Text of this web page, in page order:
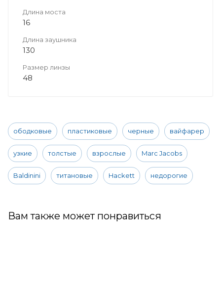
Длина моста
16
Длина заушника
130
Размер линзы
48
ободковые пластиковые черные вайфарер
узкие толстые взрослые Marc Jacobs
Baldinini титановые Hackett недорогие
Вам также может понравиться